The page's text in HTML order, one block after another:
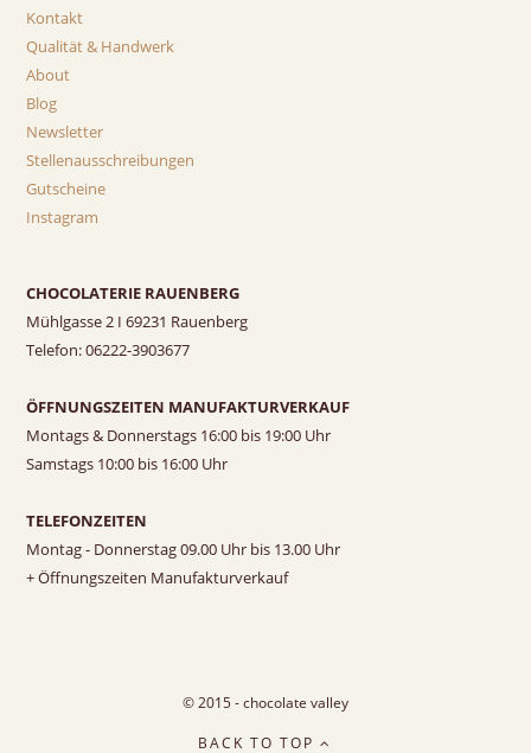
Kontakt
Qualität & Handwerk
About
Blog
Newsletter
Stellenausschreibungen
Gutscheine
Instagram
CHOCOLATERIE RAUENBERG
Mühlgasse 2 I 69231 Rauenberg
Telefon: 06222-3903677
ÖFFNUNGSZEITEN MANUFAKTURVERKAUF
Montags & Donnerstags 16:00 bis 19:00 Uhr
Samstags 10:00 bis 16:00 Uhr
TELEFONZEITEN
Montag - Donnerstag 09.00 Uhr bis 13.00 Uhr
+ Öffnungszeiten Manufakturverkauf
© 2015 - chocolate valley
BACK TO TOP